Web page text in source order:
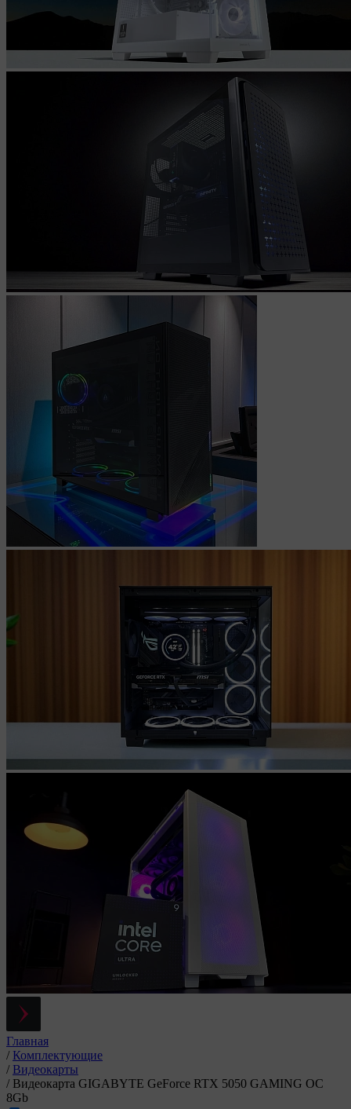
Главная
/ Комплектующие
/ Видеокарты
/ Видеокарта GIGABYTE GeForce RTX 5050 GAMING OC
8Gb